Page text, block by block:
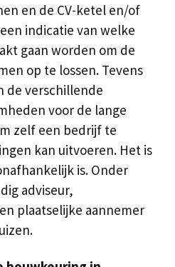
en de CV-ketel en/of
indicatie van welke
gaan worden om de
op te lossen. Tevens
de verschillende
voor de lange
zelf een bedrijf te
kan uitvoeren. Het is
is. Onder
adviseur,
plaatselijke aannemer